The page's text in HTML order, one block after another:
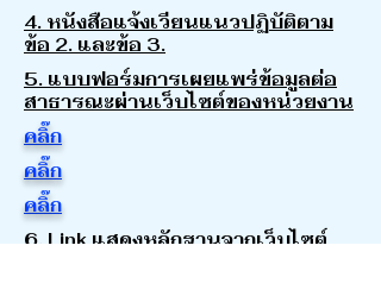
4. หนังสือแจ้งเวียนแนวปฏิบัติตาม
ข้อ 2. และข้อ 3.
5. แบบฟอร์มการเผยแพร่ข้อมูลต่อ
สาธารณะผ่านเว็บไซต์ของหน่วยงาน
คลิ๊ก
คลิ๊ก
คลิ๊ก
6. Link แสดงหลักฐานจากเว็บไซต์